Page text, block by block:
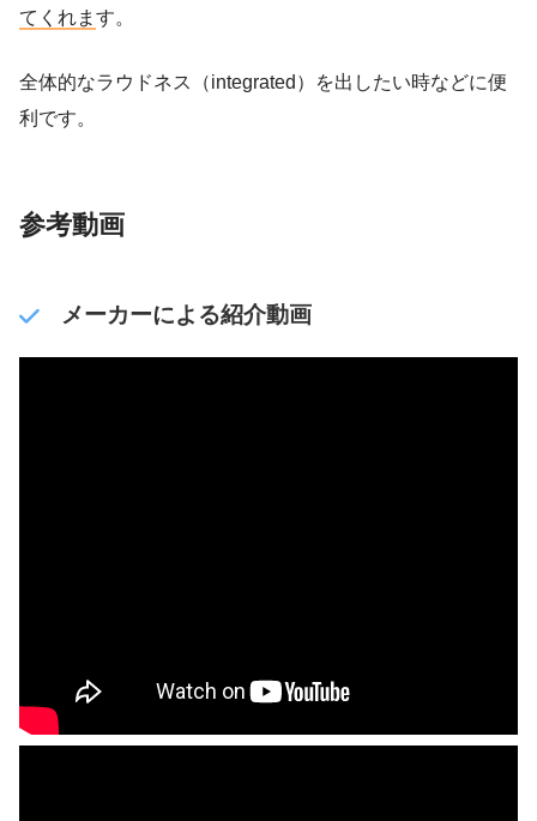
てくれま す。
全体的なラウドネス（integrated）を出したい時などに便
利です。
参考動画
メーカーによる紹介動画